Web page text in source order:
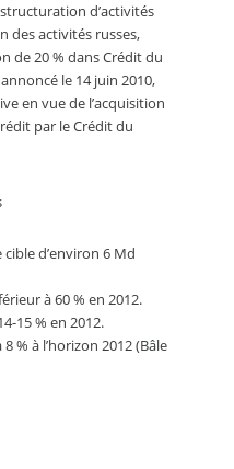
d’activités
de 20 % dans Crédit du
le 14 juin 2010,
en vue de l’acquisition
par le Crédit du
d’environ 6 Md
inférieur à 60 % en 2012.
15 % en 2012.
% à l’horizon 2012 (Bâle